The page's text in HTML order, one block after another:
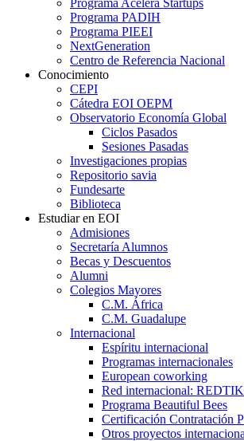
Programa PADIH
Programa PIEEI
NextGeneration
Centro de Referencia Nacional
Conocimiento
CEPI
Cátedra EOI OEPM
Observatorio Economía Global
Ciclos Pasados
Sesiones Pasadas
Investigaciones propias
Repositorio savia
Fundesarte
Biblioteca
Estudiar en EOI
Admisiones
Secretaría Alumnos
Becas y Descuentos
Alumni
Colegios Mayores
C.M. África
C.M. Guadalupe
Internacional
Espíritu internacional
Programas internacionales
European coworking
Red internacional:
Programa Beautiful Bees
Certificación Contratación
Otros proyectos